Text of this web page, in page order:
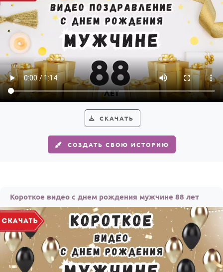
СКАЧАТЬ
СОЗДАТЬ СВОЮ ИСТОРИЮ
Короткое видео с днем рождения мужчине 88 лет